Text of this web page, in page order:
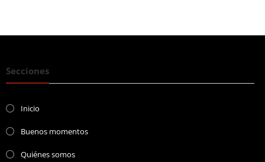
Secciones
Inicio
Buenos momentos
Quiénes somos